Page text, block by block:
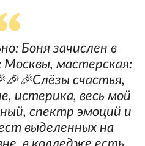
Боня зачислен в
мастерская:
счастья,
истерика, весь мой
спектр эмоций и
выделенных на